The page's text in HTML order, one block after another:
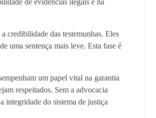
credibilidade das testemunhas. Eles
uma sentença mais leve. Esta fase é
um papel vital na garantia
respeitados. Sem a advocacia
integridade do sistema de justiça